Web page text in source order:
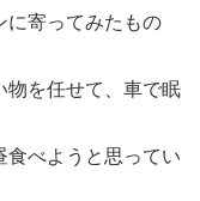
に寄ってみたもの
物を任せて、車で眠
食べようと思ってい